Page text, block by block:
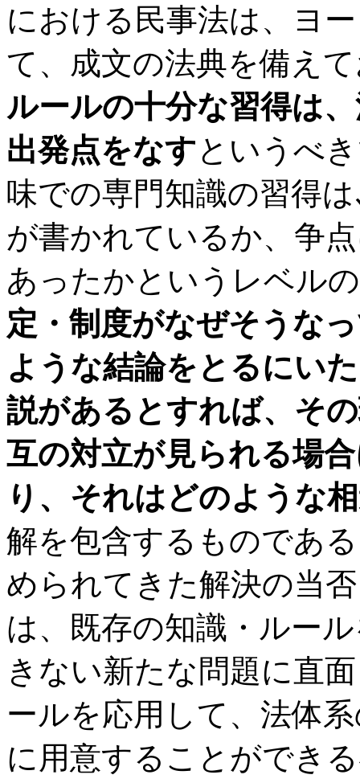
における民事法は、ヨ
て、成文の法典を備え
ルールの十分な習得は
出発点をなすというべ
味での専門知識の習得
が書かれているか、争
あったかというレベル
定・制度がなぜそうな
ような結論をとるにい
説があるとすれば、そ
互の対立が見られる場
り、それはどのような
解を包含するものであ
められてきた解決の当
は、既存の知識・ルー
きない新たな問題に直
ールを応用して、法体
に用意することができ